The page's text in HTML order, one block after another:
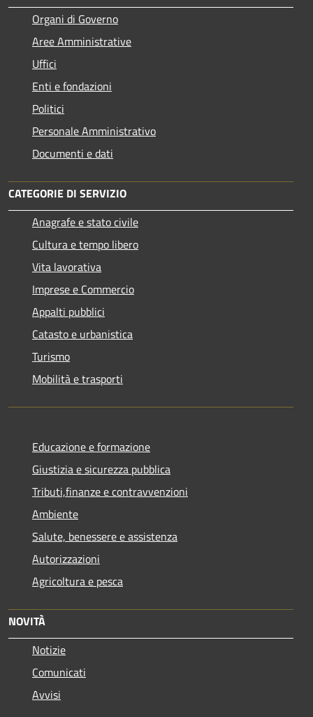
Organi di Governo
Aree Amministrative
Uffici
Enti e fondazioni
Politici
Personale Amministrativo
Documenti e dati
CATEGORIE DI SERVIZIO
Anagrafe e stato civile
Cultura e tempo libero
Vita lavorativa
Imprese e Commercio
Appalti pubblici
Catasto e urbanistica
Turismo
Mobilità e trasporti
Educazione e formazione
Giustizia e sicurezza pubblica
Tributi,finanze e contravvenzioni
Ambiente
Salute, benessere e assistenza
Autorizzazioni
Agricoltura e pesca
NOVITÀ
Notizie
Comunicati
Avvisi